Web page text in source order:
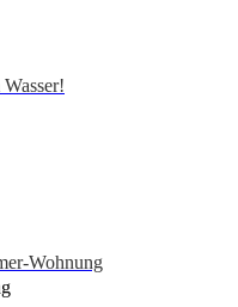
Wohnung